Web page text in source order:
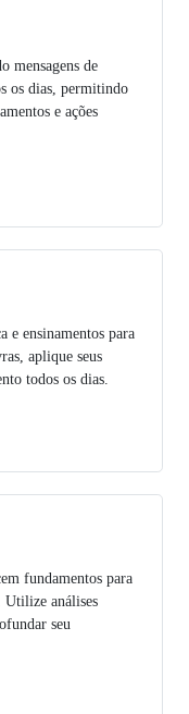
mensagens de
os dias, permitindo
e ações
e ensinamentos para
aplique seus
todos os dias.
fundamentos para
Utilize análises
seu